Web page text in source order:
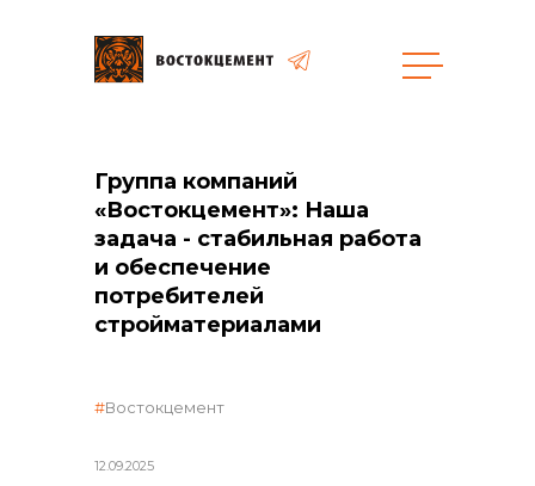
Объекты
общая информация
Группа компаний
«Востокцемент»: Наша
задача - стабильная работа
и обеспечение
потребителей
стройматериалами
12.09.2025
Востокцемент